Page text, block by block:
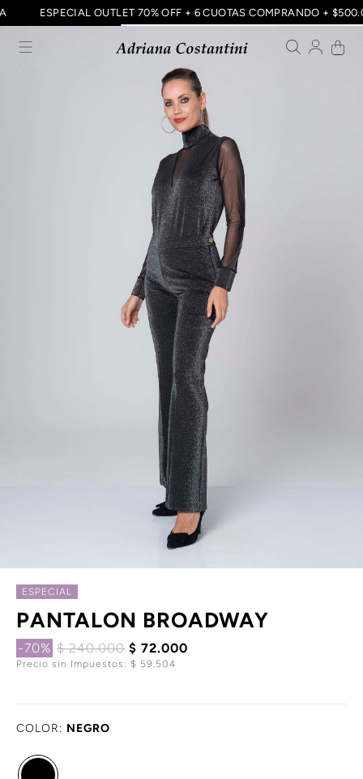
ESPECIAL OUTLET 70% OFF + 6 CUOTAS COMPRANDO +
ESPECIAL
PANTALON BROADWAY
-70% $ 240.000 $ 72.000
Precio sin Impuestos: $ 59.504
COLOR: NEGRO